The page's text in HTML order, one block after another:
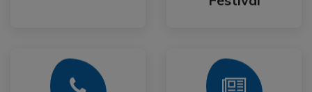
Mai Mult Mai Mult